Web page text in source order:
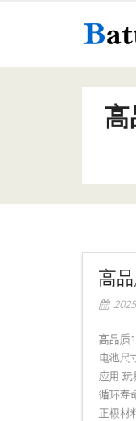
高
高
高品质
电池尺
应用 玩
循环寿
正极材